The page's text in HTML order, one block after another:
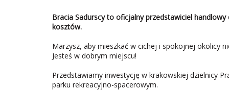
Bracia Sadurscy to oficjalny przedstawiciel
kosztów.
Marzysz, aby mieszkać w cichej i spokojnej okolicy
Jesteś w dobrym miejscu!
Przedstawiamy inwestycję w krakowskiej dzielnicy
parku rekreacyjno-spacerowym.